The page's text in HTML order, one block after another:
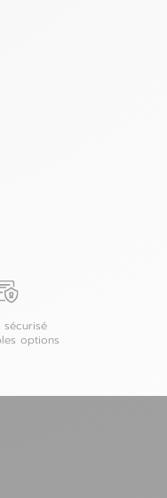
sécurisé
options